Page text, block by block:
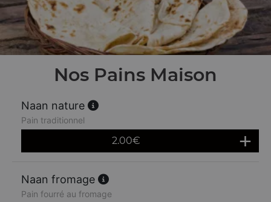
Nos Pains Maison
Naan nature
Pain traditionnel
2.00€
Naan fromage
Pain fourré au fromage